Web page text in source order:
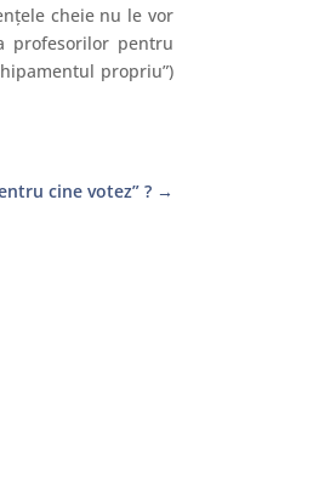
cheie nu le vor
profesorilor pentru
propriu”)
cine votez” ?→